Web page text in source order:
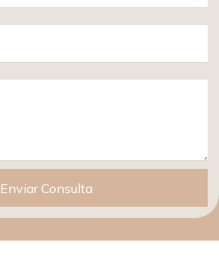
Enviar Consulta